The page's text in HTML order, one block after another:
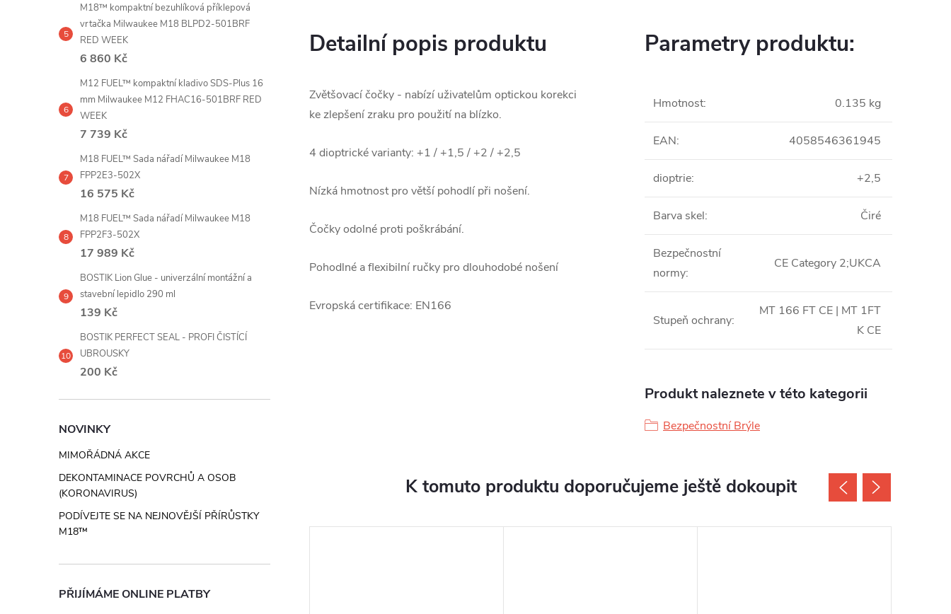
M18™ kompaktní bezuhlíková příklepová
vrtačka Milwaukee M18 BLPD2-501BRF
RED WEEK
6 860 Kč
M12 FUEL™ kompaktní kladivo SDS-Plus 16
mm Milwaukee M12 FHAC16-501BRF RED
WEEK
7 739 Kč
M18 FUEL™ Sada nářadí Milwaukee M18
FPP2E3-502X
16 575 Kč
M18 FUEL™ Sada nářadí Milwaukee M18
FPP2F3-502X
17 989 Kč
BOSTIK Lion Glue - univerzální montážní a
stavební lepidlo 290 ml
139 Kč
BOSTIK PERFECT SEAL - PROFI ČISTÍCÍ
UBROUSKY
200 Kč
NOVINKY
MIMOŘÁDNÁ AKCE
DEKONTAMINACE POVRCHŮ A OSOB
(KORONAVIRUS)
PODÍVEJTE SE NA NEJNOVĚJŠÍ PŘÍRŮSTKY
M18™
PŘIJÍMÁME ONLINE PLATBY
Detailní popis produktu
Zvětšovací čočky - nabízí uživatelům optickou korekci
ke zlepšení zraku pro použití na blízko.
4 dioptrické varianty: +1 / +1,5 / +2 / +2,5
Nízká hmotnost pro větší pohodlí při nošení.
Čočky odolné proti poškrábání.
Pohodlné a flexibilní ručky pro dlouhodobé nošení
Evropská certifikace: EN166
Parametry produktu:
Hmotnost: 0.135 kg
EAN: 4058546361945
dioptrie: +2,5
Barva skel: Čiré
Bezpečnostní
normy:
CE Category 2;UKCA
Stupeň ochrany:
MT 166 FT CE | MT 1FT
K CE
Produkt naleznete v této kategorii
Bezpečnostní Brýle
K tomuto produktu doporučujeme ještě dokoupit